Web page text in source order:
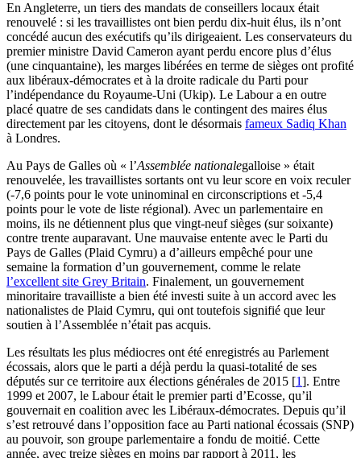
En Angleterre, un tiers des mandats de conseillers locaux était
renouvelé : si les travaillistes ont bien perdu dix-huit élus, ils n’ont
concédé aucun des exécutifs qu’ils dirigeaient. Les conservateurs du
premier ministre David Cameron ayant perdu encore plus d’élus
(une cinquantaine), les marges libérées en terme de sièges ont profité
aux libéraux-démocrates et à la droite radicale du Parti pour
l’indépendance du Royaume-Uni (Ukip). Le Labour a en outre
placé quatre de ses candidats dans le contingent des maires élus
directement par les citoyens, dont le désormais fameux Sadiq Khan
à Londres.
Au Pays de Galles où « l’Assemblée nationalegalloise » était
renouvelée, les travaillistes sortants ont vu leur score en voix reculer
(-7,6 points pour le vote uninominal en circonscriptions et -5,4
points pour le vote de liste régional). Avec un parlementaire en
moins, ils ne détiennent plus que vingt-neuf sièges (sur soixante)
contre trente auparavant. Une mauvaise entente avec le Parti du
Pays de Galles (Plaid Cymru) a d’ailleurs empêché pour une
semaine la formation d’un gouvernement, comme le relate
l’excellent site Grey Britain. Finalement, un gouvernement
minoritaire travailliste a bien été investi suite à un accord avec les
nationalistes de Plaid Cymru, qui ont toutefois signifié que leur
soutien à l’Assemblée n’était pas acquis.
Les résultats les plus médiocres ont été enregistrés au Parlement
écossais, alors que le parti a déjà perdu la quasi-totalité de ses
députés sur ce territoire aux élections générales de 2015 [1]. Entre
1999 et 2007, le Labour était le premier parti d’Ecosse, qu’il
gouvernait en coalition avec les Libéraux-démocrates. Depuis qu’il
s’est retrouvé dans l’opposition face au Parti national écossais (SNP)
au pouvoir, son groupe parlementaire a fondu de moitié. Cette
année, avec treize sièges en moins par rapport à 2011, les